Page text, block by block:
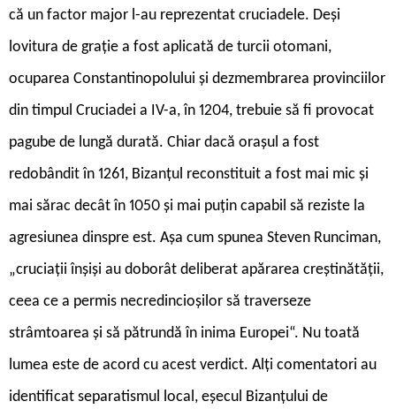
că un factor major l-au reprezentat cruciadele. Deși
lovitura de grație a fost aplicată de turcii otomani,
ocuparea Constantinopolului și dezmembrarea provinciilor
din timpul Cruciadei a IV-a, în 1204, trebuie să fi provocat
pagube de lungă durată. Chiar dacă orașul a fost
redobândit în 1261, Bizanțul reconstituit a fost mai mic și
mai sărac decât în 1050 și mai puțin capabil să reziste la
agresiunea dinspre est. Așa cum spunea Steven Runciman,
„cruciații înșiși au doborât deliberat apărarea creștinătății,
ceea ce a permis necredincioșilor să traverseze
strâmtoarea și să pătrundă în inima Europei“. Nu toată
lumea este de acord cu acest verdict. Alți comentatori au
identificat separatismul local, eșecul Bizanțului de